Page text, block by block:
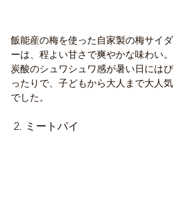
飯能産の梅を使った自家製の梅サイダ
ーは、程よい甘さで爽やかな味わい。
炭酸のシュワシュワ感が暑い日にはぴ
ったりで、子どもから大人まで大人気
でした。
2. ミートパイ